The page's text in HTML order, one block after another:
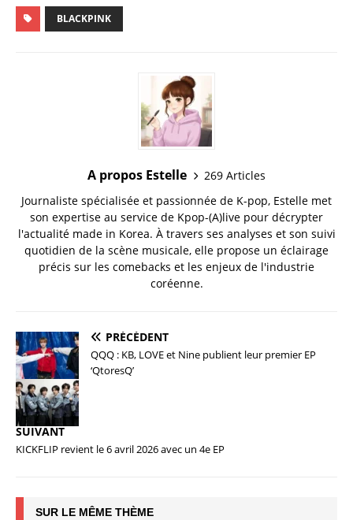
BLACKPINK
A propos Estelle
269 Articles
Journaliste spécialisée et passionnée de K-pop, Estelle met
son expertise au service de Kpop-(A)live pour décrypter
l'actualité made in Korea. À travers ses analyses et son suivi
quotidien de la scène musicale, elle propose un éclairage
précis sur les comebacks et les enjeux de l'industrie
coréenne.
PRÉCÉDENT
QQQ : KB, LOVE et Nine publient leur premier EP
‘QtoresQ’
SUIVANT
KICKFLIP revient le 6 avril 2026 avec un 4e EP
SUR LE MÊME THÈME